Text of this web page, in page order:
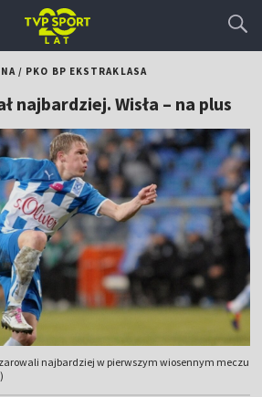
/ PKO BP EKSTRAKLASA
najbardziej. Wisła – na plus
najbardziej w pierwszym wiosennym meczu